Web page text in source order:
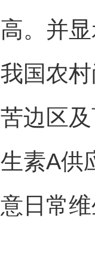
高。并
我国农
苦边区
生素A供
意日常